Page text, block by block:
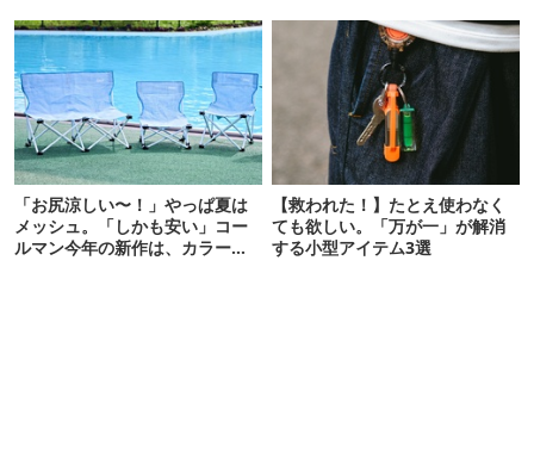
「お尻涼しい〜！」やっぱ夏は
メッシュ。「しかも安い」コー
ルマン今年の新作は、カラーも
【救われた！】たとえ使わなく
ても欲しい。「万が一」が解消
する小型アイテム3選